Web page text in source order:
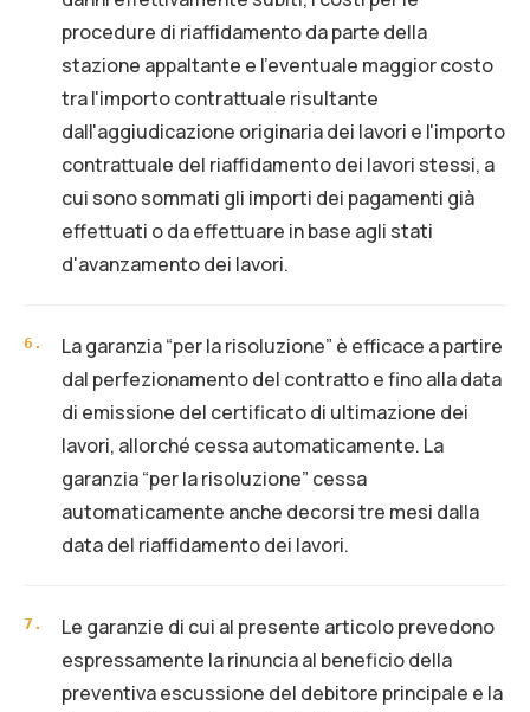
procedure di riaffidamento da parte della
stazione appaltante e l'eventuale maggior costo
tra l'importo contrattuale risultante
dall'aggiudicazione originaria dei lavori e l'importo
contrattuale del riaffidamento dei lavori stessi, a
cui sono sommati gli importi dei pagamenti già
effettuati o da effettuare in base agli stati
d'avanzamento dei lavori.
6 .
La garanzia “per la risoluzione” è efficace a partire
dal perfezionamento del contratto e fino alla data
di emissione del certificato di ultimazione dei
lavori, allorché cessa automaticamente. La
garanzia “per la risoluzione” cessa
automaticamente anche decorsi tre mesi dalla
data del riaffidamento dei lavori.
7 .
Le garanzie di cui al presente articolo prevedono
espressamente la rinuncia al beneficio della
preventiva escussione del debitore principale e la